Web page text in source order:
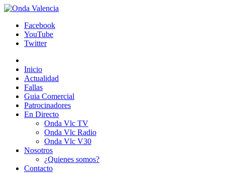
Facebook
YouTube
Twitter
Inicio
Actualidad
Fallas
Guia Comercial
Patrocinadores
En Directo
Onda Vlc TV
Onda Vlc Radio
Onda Vlc V30
Nosotros
¿Quienes somos?
Contacto